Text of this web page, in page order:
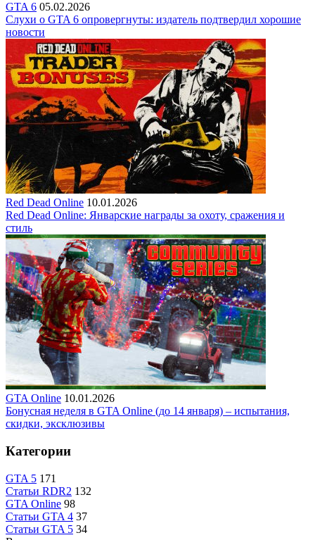
GTA 6 05.02.2026
Слухи о GTA 6 опровергнуты: издатель подтвердил хорошие
новости
Red Dead Online 10.01.2026
Red Dead Online: Январские награды за охоту, сражения и
стиль
GTA Online 10.01.2026
Бонусная неделя в GTA Online (до 14 января) – испытания,
скидки, эксклюзивы
Категории
GTA 5 171
Статьи RDR2 132
GTA Online 98
Статьи GTA 4 37
Статьи GTA 5 34